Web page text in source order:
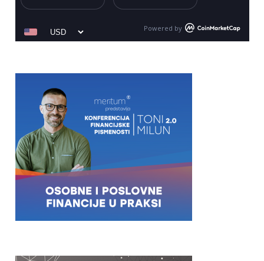
Powered by